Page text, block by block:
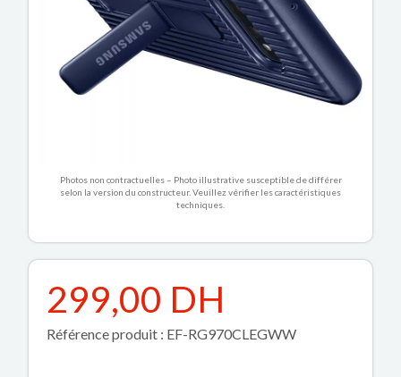
Photos non contractuelles – Photo illustrative susceptible de différer
selon la version du constructeur. Veuillez vérifier les caractéristiques
techniques.
299,00 DH
Référence produit : EF-RG970CLEGWW